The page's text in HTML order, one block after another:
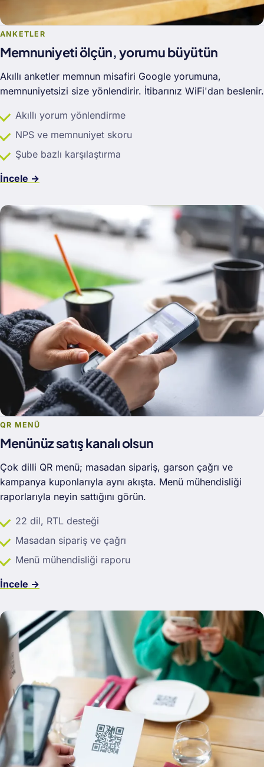
ANKETLER
Memnuniyeti ölçün, yorumu büyütün
Akıllı anketler memnun misafiri Google yorumuna,
memnuniyetsizi size yönlendirir. İtibarınız WiFi'dan beslenir.
Akıllı yorum yönlendirme
NPS ve memnuniyet skoru
Şube bazlı karşılaştırma
İncele →
QR MENÜ
Menünüz satış kanalı olsun
Çok dilli QR menü; masadan sipariş, garson çağrı ve
kampanya kuponlarıyla aynı akışta. Menü mühendisliği
raporlarıyla neyin sattığını görün.
22 dil, RTL desteği
Masadan sipariş ve çağrı
Menü mühendisliği raporu
İncele →